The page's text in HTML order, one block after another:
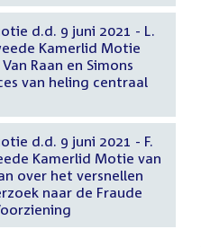
d.d. 9 juni 2021 - L.
Kamerlid Motie
Raan en Simons
van heling centraal
d.d. 9 juni 2021 - F.
Kamerlid Motie van
over het versnellen
naar de Fraude